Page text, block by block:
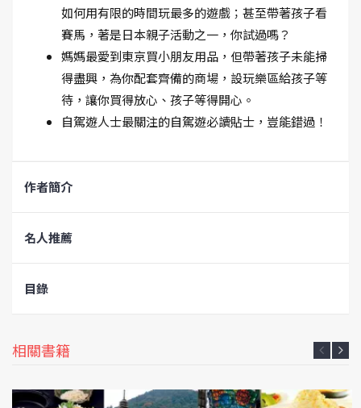
如何用有限的時間玩最多的遊戲；甚至帶著孩子看
賽馬，著是日本親子活動之一，你試過嗎？
媽媽最愛到東京買小朋友用品，但帶著孩子未能掃
得盡興，為你配套齊備的商場，設玩樂區給孩子等
待，讓你買得放心、孩子等得開心。
自駕遊人士最關注的自駕遊必讀貼士，豈能錯過！
作者簡介
名人推薦
目錄
相關書籍